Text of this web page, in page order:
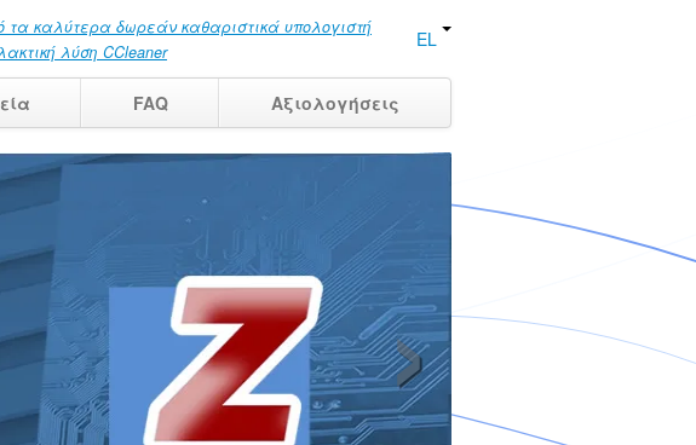
τα καλύτερα δωρεάν καθαριστικά υπολογιστή
λύση CCleaner
EL
FAQ Αξιολογήσεις
›